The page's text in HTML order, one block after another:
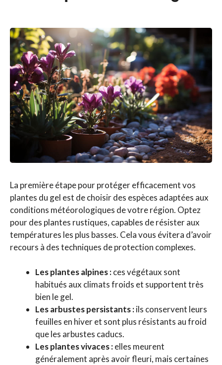
La première étape pour protéger efficacement vos
plantes du gel est de choisir des espèces adaptées aux
conditions météorologiques de votre région. Optez
pour des plantes rustiques, capables de résister aux
températures les plus basses. Cela vous évitera d’avoir
recours à des techniques de protection complexes.
Les plantes alpines :ces végétaux sont
habitués aux climats froids et supportent très
bien le gel.
Les arbustes persistants :ils conservent leurs
feuilles en hiver et sont plus résistants au froid
que les arbustes caducs.
Les plantes vivaces :elles meurent
généralement après avoir fleuri, mais certaines